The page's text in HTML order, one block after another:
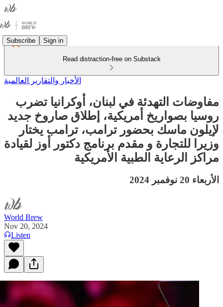
Subscribe Sign in
Read distraction-free on Substack
الأخبار والتقارير العالمية
مفاوضات التهدئة في لبنان، أوكرانيا تضرب
روسيا بصواريخ أمريكية، إطلاق صاروخ جديد
لإيلون ماسك بحضور ترامب، ترامب يختار
وزيرا للتجارة و مقدم برنامج دكتور أوز لقيادة
مراكز الرعاية الطبية الأمريكية
الأربعاء 20 نوفمبر 2024
World Brew
Nov 20, 2024
Listen